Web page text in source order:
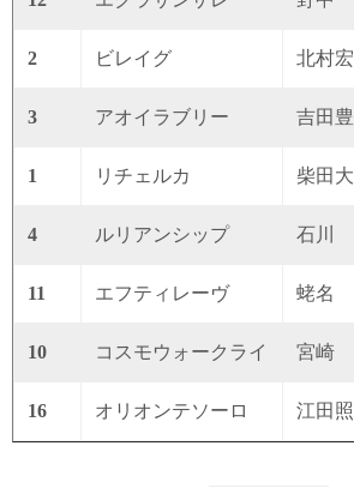
2 ビレイグ 北村宏
3 アオイラブリー 吉田豊
1 リチェルカ 柴田大
4 ルリアンシップ 石川
11 エフティレーヴ 蛯名
10 コスモウォークライ 宮崎
16 オリオンテソーロ 江田照